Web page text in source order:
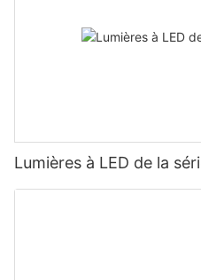
Lumières à LED de la